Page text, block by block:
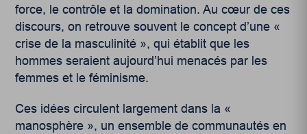
force, le contrôle et la domination. Au cœur de ces
discours, on retrouve souvent le concept d’une «
crise de la masculinité », qui établit que les
hommes seraient aujourd’hui menacés par les
femmes et le féminisme.
Ces idées circulent largement dans la «
manosphère », un ensemble de communautés en